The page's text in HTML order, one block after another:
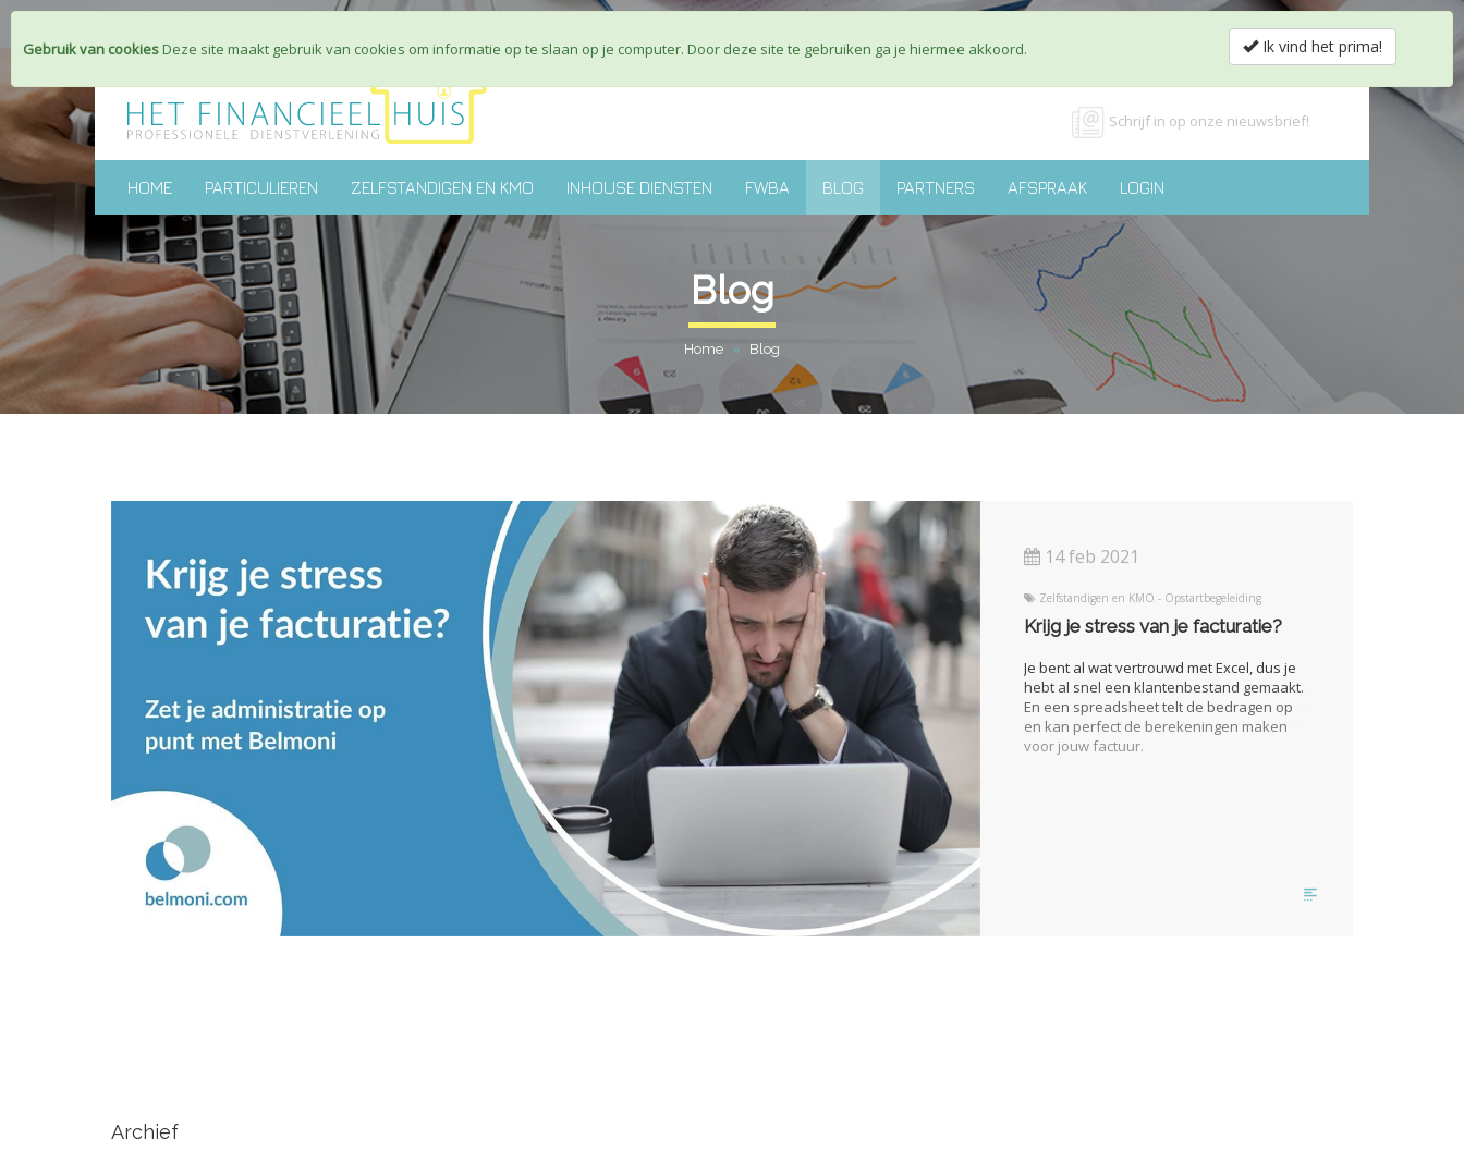
nl fr
Schrijf in op onze nieuwsbrief!
HOME PARTICULIEREN ZELFSTANDIGEN EN KMO INHOUSE DIENSTEN FWBA BLOG PARTNERS AFSPRAAK LOGIN
Blog
Home » Blog
14 feb 2021
Zelfstandigen en KMO - Opstartbegeleiding
Krijg je stress van je facturatie?
Je bent al wat vertrouwd met Excel, dus je
hebt al snel een klantenbestand gemaakt.
En een spreadsheet telt de bedragen op
en kan perfect de berekeningen maken
voor jouw factuur.
Archief
Gebruik van cookiesDeze site maakt gebruik van cookies om informatie op te slaan op je computer. Door deze site te gebruiken ga je hiermee akkoord. Ik vind het prima!